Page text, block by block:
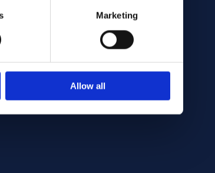
Marketing
Allow all